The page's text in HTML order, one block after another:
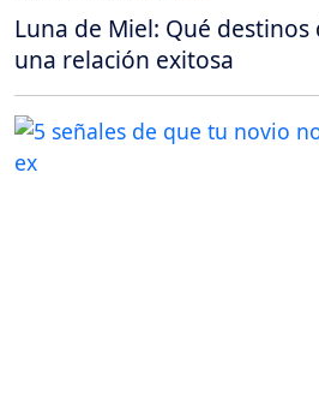
Luna de Miel: Qué
una relación exitosa